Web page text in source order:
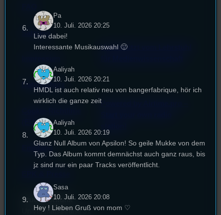
Satzung
Datenschutz
(EU)
Empfang
Unterstützt vom Lehrstuhl
Powered by Airtime.pro –
Studentenfunk
Universitätsstraße 31
Pa
10. Juli. 2026 20:25
Live dabei!
Interessante Musikauswahl 🙂
Aaliyah
10. Juli. 2026 20:21
HMDL ist auch relativ neu von bangerfabrique, hör ich
wirklich die ganze zeit
Aaliyah
10. Juli. 2026 20:19
Glanz Null Album von Apsilon! So geile Mukke von dem
Typ. Das Album kommt demnächst auch ganz raus, bis
jz sind nur ein paar Tracks veröffentlicht.
Sasa
10. Juli. 2026 20:08
Hey ! Lieben Gruß von mom ♡